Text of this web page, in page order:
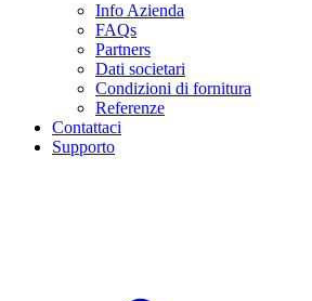
Info Azienda
FAQs
Partners
Dati societari
Condizioni di fornitura
Referenze
Contattaci
Supporto